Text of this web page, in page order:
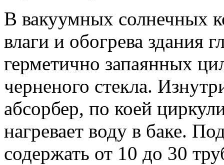
В вакуумных солнечных
влаги и обогрева здания
герметично запаянных
черненого стекла.
абсорбер, по коей
нагревает воду в баке.
содержать от 10 до 30